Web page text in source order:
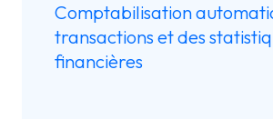
Comptabilisation
transactions et des
financières